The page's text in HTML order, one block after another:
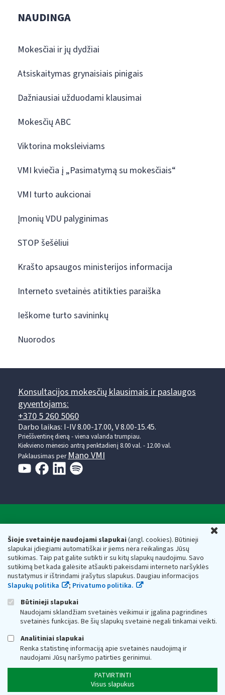
Šioje svetainėje naudojami slapukai(angl. cookies). Būtinieji
slapukai įdiegiami automatiškai ir jiems nėra reikalingas Jūsų
sutikimas. Taip pat galite sutikti ir su kitų slapukų naudojimu. Savo
sutikimą bet kada galėsite atšaukti pakeisdami interneto naršyklės
nustatymus ir ištrindami įrašytus slapukus. Daugiau informacijos
Slapukų politika
; Privatumo politika.
Būtinieji slapukai
Naudojami sklandžiam svetainės veikimui ir įgalina pagrindines
svetainės funkcijas. Be šių slapukų svetainė negali tinkamai veikti.
Analitiniai slapukai
Renka statistinę informaciją apie svetainės naudojimą ir
naudojami Jūsų naršymo patirties gerinimui.
PATVIRTINTI
Visus slapukus
NAUDINGA
Mokesčiai ir jų dydžiai
Atsiskaitymas grynaisiais pinigais
Dažniausiai užduodami klausimai
Mokesčių ABC
Viktorina moksleiviams
VMI kviečia į „Pasimatymą su mokesčiais“
VMI turto aukcionai
Įmonių VDU palyginimas
STOP šešėliui
Krašto apsaugos ministerijos informacija
Interneto svetainės atitikties paraiška
Ieškome turto savininkų
Nuorodos
Konsultacijos mokesčių klausimais ir paslaugos
gyventojams:
+370 5 260 5060
Darbo laikas: I-IV 8.00-17.00, V 8.00-15.45.
Prieššventinę dieną - viena valanda trumpiau.
Kiekvieno mėnesio antrą penktadienį 8.00 val. - 12.00 val.
Paklausimas perMano VMI
Valstybinė mokesčių inspekcija prie Lietuvos
Respublikos finansų ministerijos
Biudžetinė įstaiga. Juridinio asmens kodas — 188659752,
adresas: Vasario 16-osios g. 14, 01107 Vilnius, Lietuva, el.paštas:
vmi@vmi.lt , E. pristatymo dėžutės adresas 188659752
Duomenys apie Valstybinę mokesčių inspekciją prie Lietuvos
Respublikos finansų ministerijos kaupiami ir saugomi Juridinių